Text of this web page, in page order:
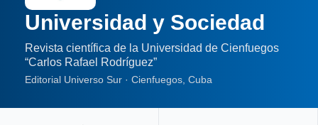
Universidad y Sociedad
Revista científica de la Universidad de Cienfuegos
“Carlos Rafael Rodríguez”
Editorial Universo Sur · Cienfuegos, Cuba